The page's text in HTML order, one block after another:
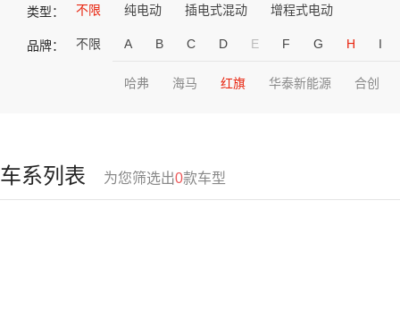
类型： 不限 纯电动 插电式混动 增程式电动
品牌： 不限 A B C D E F G H I
哈弗 海马 红旗 华泰新能源 合创
车系列表 为您筛选出0款车型